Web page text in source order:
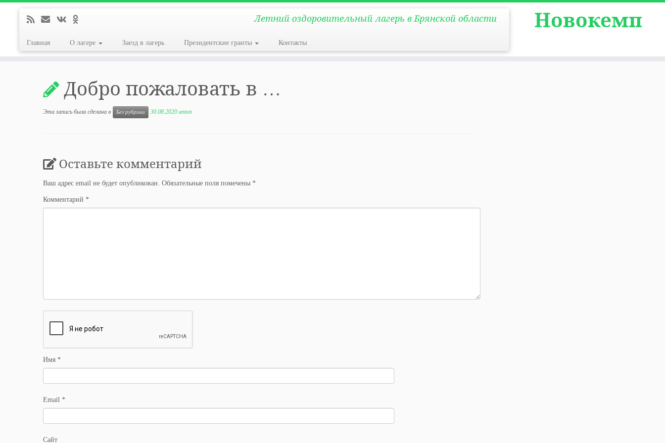
Новокемп
Летний оздоровительный лагерь в Брянской области
Главная О лагере Заезд в лагерь Президентские гранты Контакты
Добро пожаловать в …
Эта запись была сделана в Без рубрики 30.08.2020 anton
Оставьте комментарий
Ваш адрес email не будет опубликован. Обязательные поля помечены *
Комментарий *
Имя *
Email *
Сайт